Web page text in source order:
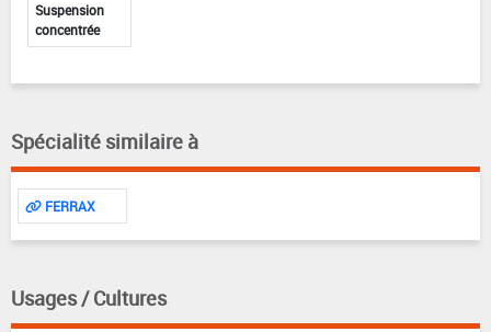
Suspension
concentrée
Spécialité similaire à
FERRAX
Usages / Cultures